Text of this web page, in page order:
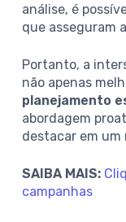
análise, é
que asseguram a
Portanto, a
não apenas
planejamento
abordagem
destacar em um
SAIBA MAIS:
campanhas